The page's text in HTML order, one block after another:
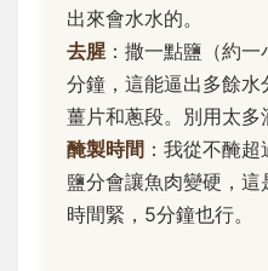
出來會水水的。
去腥 ：撒一點鹽（約
分鐘，這能逼出多餘
薑片和蔥段。別用太多
醃製時間 ：我從不醃
鹽分會讓魚肉變硬，
時間緊，5分鐘也行。